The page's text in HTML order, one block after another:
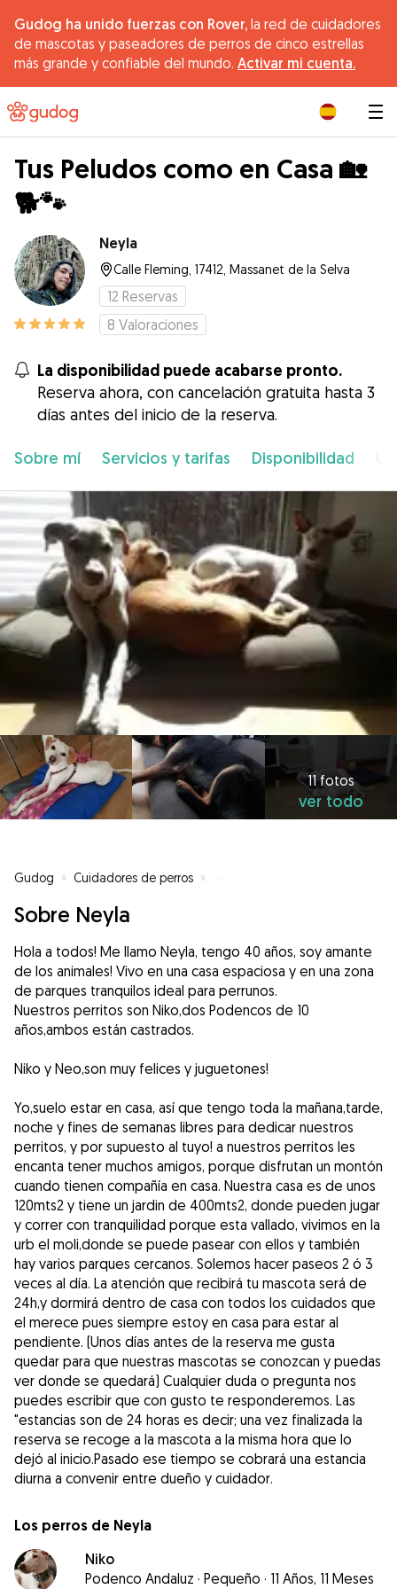
Gudog ha unido fuerzas con Rover, la red de cuidadores
de mascotas y paseadores de perros de cinco estrellas
más grande y confiable del mundo. Activar mi cuenta.
Tus Peludos como en Casa 🏡
🐕🐾
Neyla
Calle Fleming, 17412, Massanet de la Selva
12 Reservas
8 Valoraciones
La disponibilidad puede acabarse pronto.
Reserva ahora, con cancelación gratuita hasta 3
días antes del inicio de la reserva.
Sobre mí Servicios y tarifas Disponibilidad
11 fotos
ver todo
Gudog » Cuidadores de perros » Cuidadores de perros en
Sobre Neyla
Hola a todos! Me llamo Neyla, tengo 40 años, soy amante
de los animales! Vivo en una casa espaciosa y en una zona
de parques tranquilos ideal para perrunos.
Nuestros perritos son Niko,dos Podencos de 10
años,ambos están castrados.
Niko y Neo,son muy felices y juguetones!
Yo,suelo estar en casa, así que tengo toda la mañana,tarde,
noche y fines de semanas libres para dedicar nuestros
perritos, y por supuesto al tuyo! a nuestros perritos les
encanta tener muchos amigos, porque disfrutan un montón
cuando tienen compañía en casa. Nuestra casa es de unos
120mts2 y tiene un jardin de 400mts2, donde pueden jugar
y correr con tranquilidad porque esta vallado, vivimos en la
urb el moli,donde se puede pasear con ellos y también
hay varios parques cercanos. Solemos hacer paseos 2 ó 3
veces al día. La atención que recibirá tu mascota será de
24h,y dormirá dentro de casa con todos los cuidados que
el merece pues siempre estoy en casa para estar al
pendiente. (Unos días antes de la reserva me gusta
quedar para que nuestras mascotas se conozcan y puedas
ver donde se quedará) Cualquier duda o pregunta nos
puedes escribir que con gusto te responderemos. Las
"estancias son de 24 horas es decir; una vez finalizada la
reserva se recoge a la mascota a la misma hora que lo
dejó al inicio.Pasado ese tiempo se cobrará una estancia
diurna a convenir entre dueño y cuidador.
Los perros de Neyla
Niko
Podenco Andaluz · Pequeño · 11 Años, 11 Meses